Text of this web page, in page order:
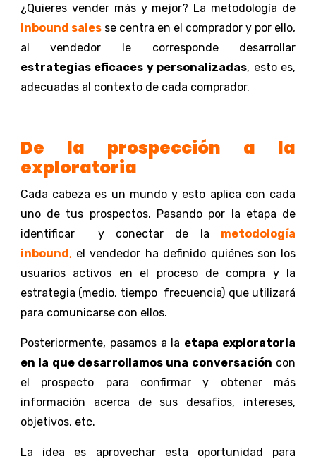
¿Quieres vender más y mejor? La metodología de
inbound salesse centra en el comprador y por ello,
al vendedor le corresponde desarrollar
estrategias eficaces y personalizadas, esto es,
adecuadas al contexto de cada comprador.
De la prospección a la
exploratoria
Cada cabeza es un mundo y esto aplica con cada
uno de tus prospectos. Pasando por la etapa de
identificar y conectar de la metodología
inbound, el vendedor ha definido quiénes son los
usuarios activos en el proceso de compra y la
estrategia (medio, tiempo frecuencia) que utilizará
para comunicarse con ellos.
Posteriormente, pasamos a la etapa exploratoria
en la que desarrollamos una conversación con
el prospecto para confirmar y obtener más
información acerca de sus desafíos, intereses,
objetivos, etc.
La idea es aprovechar esta oportunidad para